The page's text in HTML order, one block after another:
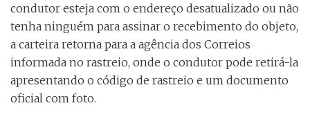
condutor esteja com o endereço desatualizado ou não
tenha ninguém para assinar o recebimento do objeto,
a carteira retorna para a agência dos Correios
informada no rastreio, onde o condutor pode retirá-la
apresentando o código de rastreio e um documento
oficial com foto.